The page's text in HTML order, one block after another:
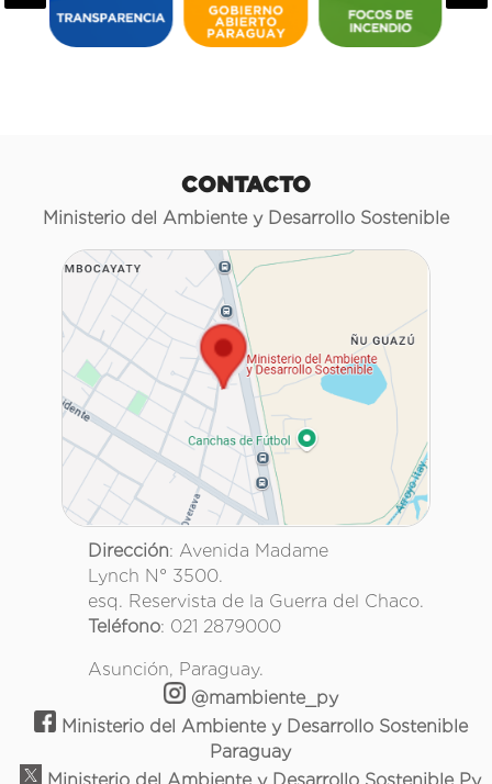
CONTACTO
Ministerio del Ambiente y Desarrollo Sostenible
Dirección: Avenida Madame
Lynch N° 3500.
esq. Reservista de la Guerra del Chaco.
Teléfono: 021 2879000
Asunción, Paraguay.
@mambiente_py
Ministerio del Ambiente y Desarrollo Sostenible
Paraguay